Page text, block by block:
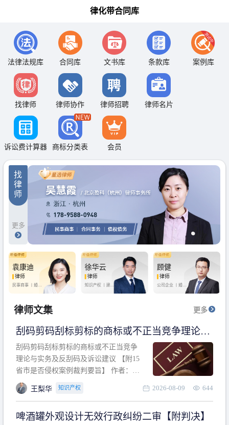
律化带合同库
法律法规库 合同库 文书库 条款库 案例库
找律师 律师协作 律师招聘 律师名片
诉讼费计算器 商标分类表 会员
找
律
师
更多
袁康迪
律师
民事商事 丨 婚姻
徐华云
律师
知识产权 丨 建设
顾健
律师
公司企业 丨婚姻
房产纠纷
律师文集 更多
刮码剪码刮标剪标的商标或不正当竞争理论与
实务及反刮码及诉讼建议 【附15省市是否侵权
案例裁判要旨】
刮码剪码刮标剪标的商标或不正当竞争
理论与实务及反刮码及诉讼建议 【附15
省市是否侵权案例裁判要旨】 作者：浙
江杭知桥律师事务所 王梨华 周靖超 【导
读】 第一部分：刮码剪码刮标剪标的商
诉讼建议 第二部分：15省市是否侵权案
王梨华 知识产权 2026-08-09 644
啤酒罐外观设计无效行政纠纷二审【附判决】